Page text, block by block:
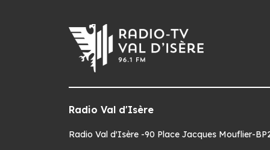
Radio Val d'Isère
Radio Val d'Isère -90 Place Jacques Mouflier-